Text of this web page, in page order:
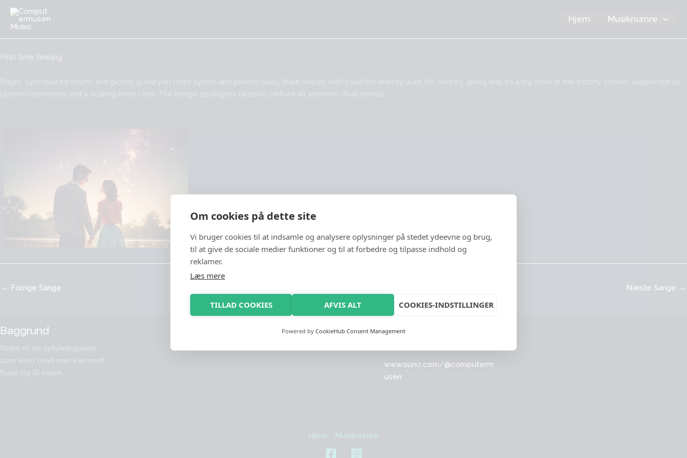
indholdet
Hjem Musiknumre
← Forrige Sange Næste Sange →
Baggrund Kontakt
www.suno.com/@computerm
usen
Hjem Musiknumre
Om cookies på dette site
Vi bruger cookies til at indsamle og analysere oplysninger på stedet ydeevne og brug,
til at give de sociale medier funktioner og til at forbedre og tilpasse indhold og
reklamer.
Læs mere
TILLAD COOKIES AFVIS ALT COOKIES-INDSTILLINGER
Powered by CookieHub Consent Management